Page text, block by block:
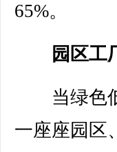
65%。
园区工
当绿色低
一座座园区